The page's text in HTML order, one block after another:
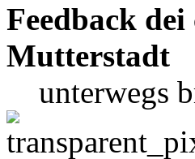
Feedback
Mutterstadt
unterwegs